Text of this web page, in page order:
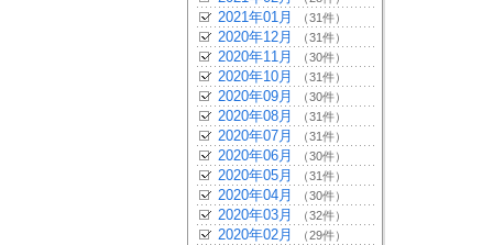
2021年01月 （31件）
2020年12月 （31件）
2020年11月 （30件）
2020年10月 （31件）
2020年09月 （30件）
2020年08月 （31件）
2020年07月 （31件）
2020年06月 （30件）
2020年05月 （31件）
2020年04月 （30件）
2020年03月 （32件）
2020年02月 （29件）